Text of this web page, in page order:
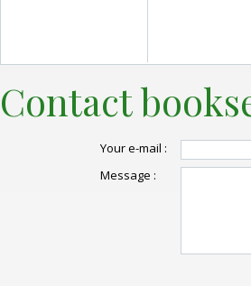
Contact
Your e-mail :
Message :